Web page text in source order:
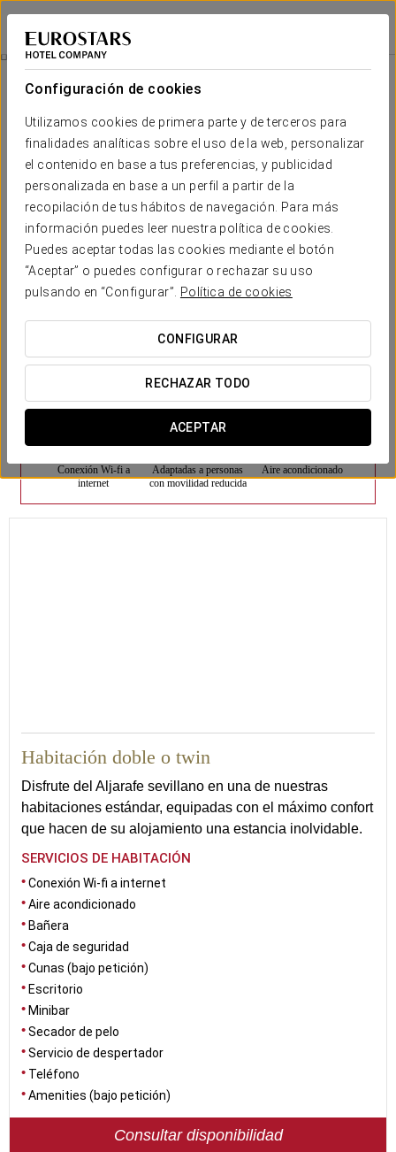
Configuración de cookies
Utilizamos cookies de primera parte y de terceros para
finalidades analíticas sobre el uso de la web, personalizar
el contenido en base a tus preferencias, y publicidad
personalizada en base a un perfil a partir de la
recopilación de tus hábitos de navegación. Para más
información puedes leer nuestra política de cookies.
Puedes aceptar todas las cookies mediante el botón
“Aceptar” o puedes configurar o rechazar su uso
pulsando en “Configurar”.
Política de cookies
CONFIGURAR
RECHAZAR TODO
ACEPTAR
Exe Gran Hotel Solúcar
SEVILLA
Habitaciones
Habitaciones
El confort y descanso que necesitas
El Gran Hotel Solúcar dispone de un total de 149 amplias
habitaciones. Todas las habitaciones sonexteriores
confort y muy luminosas. Hay
44 habitaciones dúplex
caben de manera cómoda hasta 4 personas: una opción ideal para
familias y grupos de amigos. El alojamiento dispone también de
junior suites
Todas las habitaciones disponen de Wi-Fi gratuito, caja fuerte,
minibar y baño completo reformado recientemente.
SERVICIOS DESTACADOS
Habitaciones
Conexión Wi-fi a
internet
Adaptadas a personas
con movilidad reducida
Aire acondicionado
Habitación doble o twin
Disfrute del Aljarafe sevillano en una de nuestras
habitaciones estándar, equipadas con el máximo confort
que hacen de su alojamiento una estancia inolvidable.
SERVICIOS DE HABITACIÓN
Conexión Wi-fi a internet
Aire acondicionado
Bañera
Caja de seguridad
Cunas (bajo petición)
Escritorio
Minibar
Secador de pelo
Servicio de despertador
Teléfono
Amenities (bajo petición)
Consultar disponibilidad